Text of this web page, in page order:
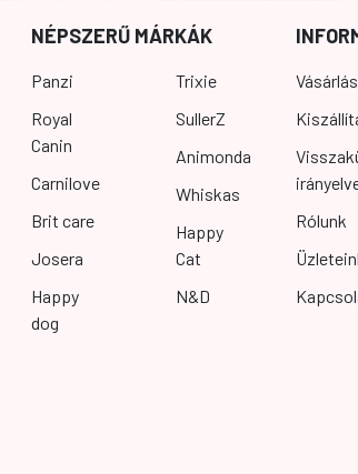
NÉPSZERŰ MÁRKÁK
Panzi
Royal
Canin
Carnilove
Brit care
Josera
Happy
dog
Trixie
SullerZ
Animonda
Whiskas
Happy
Cat
N&D
Rólunk